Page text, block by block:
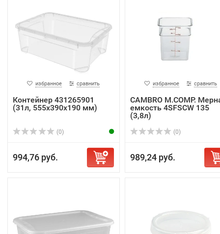
избранное сравнить
Контейнер 431265901
(31л, 555х390х190 мм)
(0)
994,76 руб.
избранное сравнить
CAMBRO M.COMP.
емкость 4SFSCW 135
(3,8л)
(0)
989,24 руб.